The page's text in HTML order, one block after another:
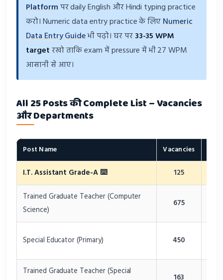
Platformपर daily English और Hindi typing practice
करो। Numeric data entry practice के लिएNumeric
Data Entry Guideभी पढ़ो। घर पर33-35 WPM
targetरखो ताकि exam में pressure में भी 27 WPM
आसानी से आए।
All 25 Posts की Complete List – Vacancies
और Departments
Post Name Vacancies
I.T. Assistant Grade-A ⌨️ 125
Trained Graduate Teacher (Computer
Science)
675
Special Educator (Primary) 450
Trained Graduate Teacher (Special